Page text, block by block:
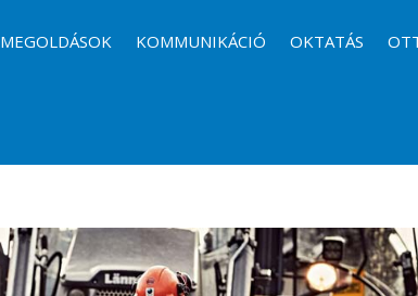
KOMMUNIKÁCIÓ OKTATÁS